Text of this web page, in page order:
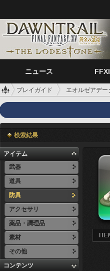
ニュース
プレイガイド エオルゼアデー
検索結果
アイテム
武器
道具
防具
アクセサリ
薬品・調理品
素材
その他
コンテンツ